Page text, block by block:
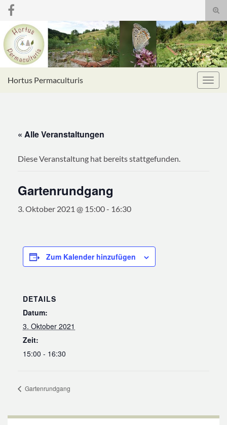
Search for:
Hortus Permaculturis
« Alle Veranstaltungen
Diese Veranstaltung hat bereits stattgefunden.
Gartenrundgang
3. Oktober 2021 @ 15:00- 16:30
Zum Kalender hinzufügen
DETAILS
Datum:
3. Oktober 2021
Zeit:
15:00 - 16:30
Gartenrundgang